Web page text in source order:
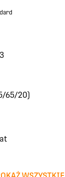
65/20)